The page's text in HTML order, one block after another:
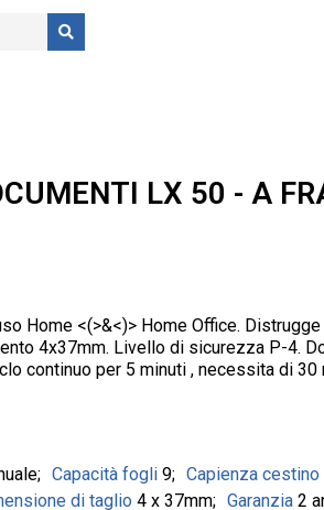
LX 50 - A
Home <(>&<)> Home Office.
4x37mm. Livello di sicurezza P-4.
continuo per 5 minuti , necessita di 30
Capacità fogli 9 Capienza cestino
di taglio 4 x 37mm Garanzia 2